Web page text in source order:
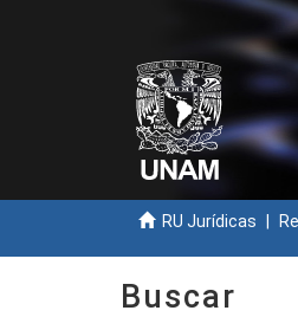
RU Jurídicas
Buscar